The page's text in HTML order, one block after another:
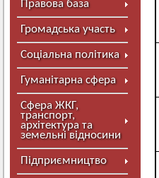
Правова база
Громадська участь
Соціальна політика
Гуманітарна сфера
Сфера ЖКГ,
транспорт,
архітектура та
земельні відносини
Підприємництво